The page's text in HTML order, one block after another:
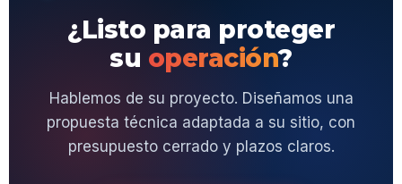
¿Listo para proteger
su operación?
Hablemos de su proyecto. Diseñamos una
propuesta técnica adaptada a su sitio, con
presupuesto cerrado y plazos claros.